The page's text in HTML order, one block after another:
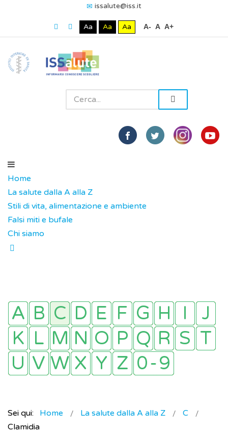
issalute@iss.it
Aa Aa Aa A- A A+
Home
La salute dalla A alla Z
Stili di vita, alimentazione e ambiente
Falsi miti e bufale
Chi siamo
Sei qui: Home La salute dalla A alla Z
C
Clamidia